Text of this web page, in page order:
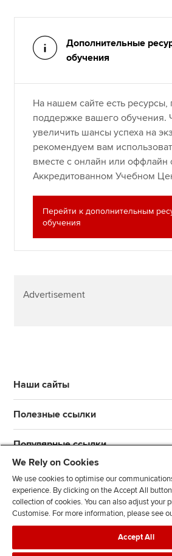
Дополнительные
обучения
На нашем сайте есть
поддержке вашего обучения.
увеличить шансы успеха на
рекомендуем вам
вместе с онлайн или оффлайн
Аккредитованном Учебном
Перейти к дополнительным
обучения
Advertisement
Наши сайты
Полезные ссылки
Популярные ссылки
We Rely on Cookies
We use cookies to optimise our
experience. By clicking on the Accept All
collection of cookies. You can also adjust your
Customise. For more information, please see
Accept All